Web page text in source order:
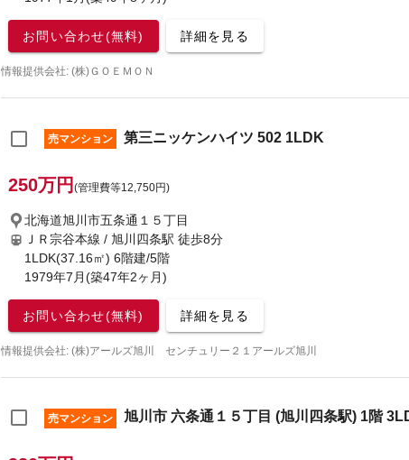
お問い合わせ(無料) 詳細を見る
情報提供会社: (株)ＧＯＥＭＯＮ
売マンション 第三ニッケンハイツ 502 1LDK
250万円 (管理費等12,750円)
北海道旭川市五条通１５丁目
ＪＲ宗谷本線 / 旭川四条駅 徒歩8分
1LDK(37.16㎡) 6階建/5階
1979年7月(築47年2ヶ月)
お問い合わせ(無料) 詳細を見る
情報提供会社: (株)アールズ旭川 センチュリー２１アールズ旭川
売マンション 旭川市 六条通１５丁目 (旭川四条駅) 1階